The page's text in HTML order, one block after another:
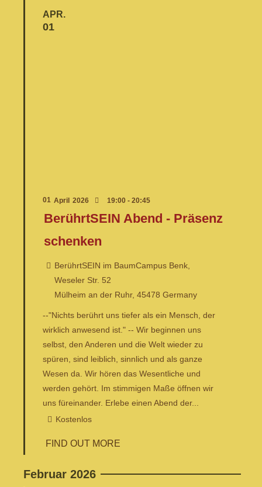
APR.
01
01 April 2026 19:00 - 20:45
BerührtSEIN Abend - Präsenz
schenken
BerührtSEIN im BaumCampus Benk,
Weseler Str. 52
Mülheim an der Ruhr, 45478 Germany
--"Nichts berührt uns tiefer als ein Mensch, der
wirklich anwesend ist." -- Wir beginnen uns
selbst, den Anderen und die Welt wieder zu
spüren, sind leiblich, sinnlich und als ganze
Wesen da. Wir hören das Wesentliche und
werden gehört. Im stimmigen Maße öffnen wir
uns füreinander. Erlebe einen Abend der...
Kostenlos
FIND OUT MORE
Februar 2026